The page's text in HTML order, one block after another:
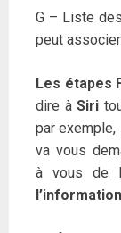
G – Liste
peut
Les étapes
dire à Siri
par exemple,
va vous
à vous de
l’information